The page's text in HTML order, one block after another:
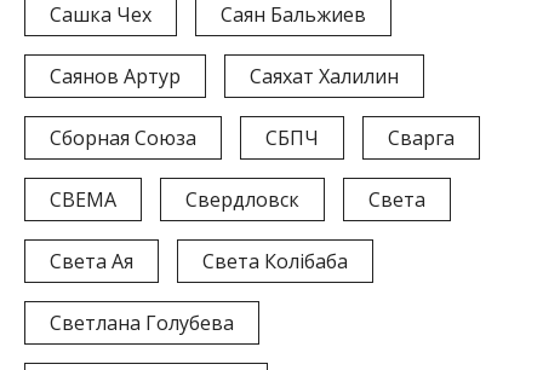
Сашка Чех Саян Бальжиев
Саянов Артур Саяхат Халилин
Сборная Союза СБПЧ Сварга
СВЕМА Свердловск Света
Света Ая Света Колiбаба
Светлана Голубева